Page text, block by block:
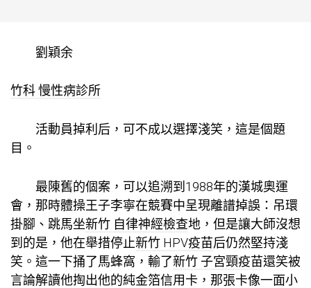
劉穎余
竹科 慢性病診所
活動員掉利后，可不成以選擇淺笑，這是個題
目。
最陳舊的個案，可以追溯到1988年的漢城奧運
會，那時體操王子李寧在競賽中呈現離譜掉誤：吊環
掛腳、跳馬坐新竹 自律神經檢查地，但是讓大師沒想
到的是，他在舉措停止新竹 HPV疫苗后仍然堅持淺
笑。這一下捅了馬蜂窩，輸了新竹 子宮頸疫苗還笑被
言論解讀他掏出他的純金箔信用卡，那張卡像一面小